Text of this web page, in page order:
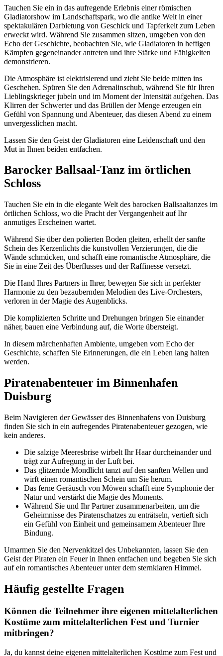
Tauchen Sie ein in das aufregende Erlebnis einer römischen
Gladiatorshow im Landschaftspark, wo die antike Welt in einer
spektakulären Darbietung von Geschick und Tapferkeit zum Leben
erweckt wird. Während Sie zusammen sitzen, umgeben von den
Echo der Geschichte, beobachten Sie, wie Gladiatoren in heftigen
Kämpfen gegeneinander antreten und ihre Stärke und Fähigkeiten
demonstrieren.
Die Atmosphäre ist elektrisierend und zieht Sie beide mitten ins
Geschehen. Spüren Sie den Adrenalinschub, während Sie für Ihren
Lieblingskrieger jubeln und im Moment der Intensität aufgehen. Das
Klirren der Schwerter und das Brüllen der Menge erzeugen ein
Gefühl von Spannung und Abenteuer, das diesen Abend zu einem
unvergesslichen macht.
Lassen Sie den Geist der Gladiatoren eine Leidenschaft und den
Mut in Ihnen beiden entfachen.
Barocker Ballsaal-Tanz im örtlichen
Schloss
Tauchen Sie ein in die elegante Welt des barocken Ballsaaltanzes im
örtlichen Schloss, wo die Pracht der Vergangenheit auf Ihr
anmutiges Erscheinen wartet.
Während Sie über den polierten Boden gleiten, erhellt der sanfte
Schein des Kerzenlichts die kunstvollen Verzierungen, die die
Wände schmücken, und schafft eine romantische Atmosphäre, die
Sie in eine Zeit des Überflusses und der Raffinesse versetzt.
Die Hand Ihres Partners in Ihrer, bewegen Sie sich in perfekter
Harmonie zu den bezaubernden Melodien des Live-Orchesters,
verloren in der Magie des Augenblicks.
Die komplizierten Schritte und Drehungen bringen Sie einander
näher, bauen eine Verbindung auf, die Worte übersteigt.
In diesem märchenhaften Ambiente, umgeben vom Echo der
Geschichte, schaffen Sie Erinnerungen, die ein Leben lang halten
werden.
Piratenabenteuer im Binnenhafen
Duisburg
Beim Navigieren der Gewässer des Binnenhafens von Duisburg
finden Sie sich in ein aufregendes Piratenabenteuer gezogen, wie
kein anderes.
Die salzige Meeresbrise wirbelt Ihr Haar durcheinander und
trägt zur Aufregung in der Luft bei.
Das glitzernde Mondlicht tanzt auf den sanften Wellen und
wirft einen romantischen Schein um Sie herum.
Das ferne Geräusch von Möwen schafft eine Symphonie der
Natur und verstärkt die Magie des Moments.
Während Sie und Ihr Partner zusammenarbeiten, um die
Geheimnisse des Piratenschatzes zu enträtseln, vertieft sich
ein Gefühl von Einheit und gemeinsamem Abenteuer Ihre
Bindung.
Umarmen Sie den Nervenkitzel des Unbekannten, lassen Sie den
Geist der Piraten ein Feuer in Ihnen entfachen und begeben Sie sich
auf ein romantisches Abenteuer unter dem sternklaren Himmel.
Häufig gestellte Fragen
Können die Teilnehmer ihre eigenen mittelalterlichen
Kostüme zum mittelalterlichen Fest und Turnier
mitbringen?
Ja, du kannst deine eigenen mittelalterlichen Kostüme zum Fest und